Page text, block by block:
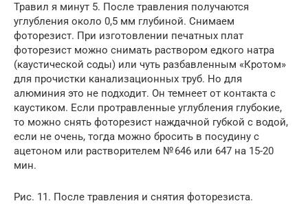
Травил я минут 5. После травления получаются
углубления около 0,5 мм глубиной. Снимаем
фоторезист. При изготовлении печатных плат
фоторезист можно снимать раствором едкого натра
(каустической соды) или чуть разбавленным «Кротом»
для прочистки канализационных труб. Но для
алюминия это не подходит. Он темнеет от контакта с
каустиком. Если протравленные углубления глубокие,
то можно снять фоторезист наждачной губкой с водой,
если не очень, тогда можно бросить в посудину с
ацетоном или растворителем № 646 или 647 на 15-20
мин.
Рис. 11. После травления и снятия фоторезиста.